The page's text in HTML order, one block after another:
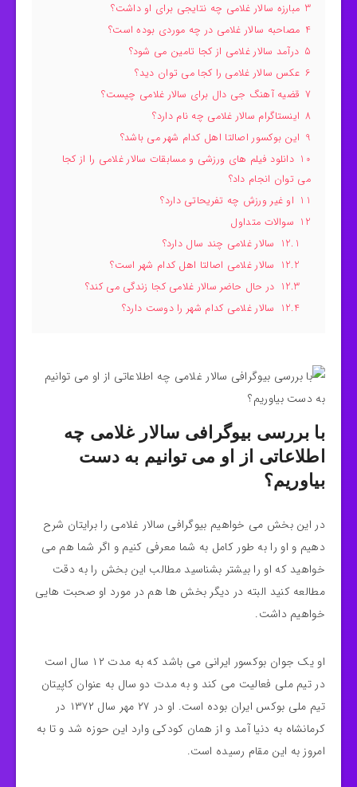
3 مبارزه سالار غلامی چه نتایجی برای او داشت؟
4 مصاحبه سالار غلامی در چه موردی بوده است؟
5 درآمد سالار غلامی از کجا تامین می شود؟
6 عکس سالار غلامی را کجا می توان دید؟
7 قضیه آهنگ جی دال برای سالار غلامی چیست؟
8 اینستاگرام سالار غلامی چه نام دارد؟
9 این بوکسور اصالتا اهل کدام شهر می باشد؟
10 دانلود فیلم های ورزشی و مسابقات سالار غلامی را از کجا
می توان انجام داد؟
11 او غیر ورزش چه تفریحاتی دارد؟
12 سوالات متداول
12.1 سالار غلامی چند سال دارد؟
12.2 سالار غلامی اصالتا اهل کدام شهر است؟
12.3 در حال حاضر سالار غلامی کجا زندگی می کند؟
12.4 سالار غلامی کدام شهر را دوست دارد؟
با بررسی بیوگرافی سالار غلامی چه
اطلاعاتی از او می توانیم به دست
بیاوریم؟
در این بخش می خواهیم بیوگرافی سالار غلامی را برایتان شرح
دهیم و او را به طور کامل به شما معرفی کنیم و اگر شما هم می‌
خواهید که او را بیشتر بشناسید مطالب این بخش را به دقت
مطالعه کنید البته در دیگر بخش ها هم در مورد او صحبت هایی
خواهیم داشت.
او یک جوان بوکسور ایرانی می باشد که به مدت ۱۲ سال است
در تیم ملی فعالیت می کند و به مدت دو سال به عنوان کاپیتان
تیم ملی بوکس ایران بوده است. او در ۲۷ مهر سال ۱۳۷۲ در
کرمانشاه به دنیا آمد و از همان کودکی وارد این حوزه شد و تا به
امروز به این مقام رسیده است.